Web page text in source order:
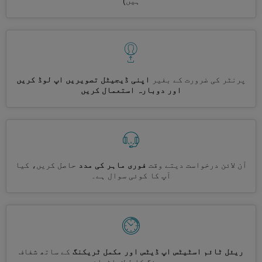
پرنٹر کی ضرورت کے بغیر
اپنی ڈیجیٹل تصویریں اپ لوڈ کریں
اور دوبارہ استعمال کریں
آن لائن درخواست دیتے وقت فوری ماہر کی مدد حاصل کریں، کیا
آپ کا کوئی سوال ہے۔
ریئل ٹائم اسٹیٹس اپ ڈیٹس اور مکمل ٹریکنگ کے ساتھ شفاف